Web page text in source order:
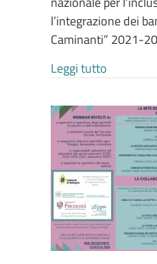
l’integrazione dei
Caminanti” 2021-
Leggi tutto